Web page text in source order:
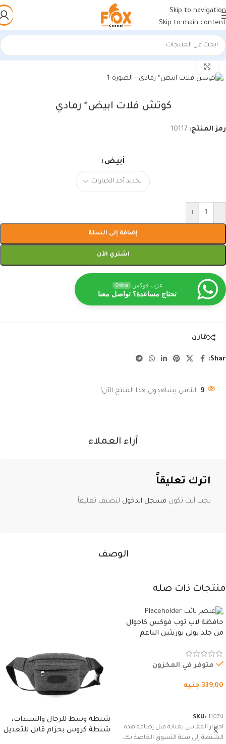
Skip to navigation
Skip to main content
الرئيسية/أحذية رجالي/سنيكرز رجالي
كوتش فلات ابيض* رمادي
رمز المنتج: 10117
أبيض
-
+
إضافة إلى السلة
اشتري الآن
عزت فوكس Online
تحتاج مساعدة؟ تواصل معنا
قارن
9 الناس يشاهدون هذا المنتج الآن!
الوصف
آراء العملاء
اترك تعليقاً
يجب أنت تكون مسجل الدخول لتضيف تعليقاً.
منتجات ذات صله
حافظة لاب توب فوكس كاجوال
من جلد بولي يوريثين الناعم
وسوستة.
متوفر في المخزون
339,00 جنيه
SKU: 11076
اختيار المقاس بعناية قبل إضافة هذه
الشنطة إلى سلة التسوق الخاصة بك،
شنطة وسط للرجال والسيدات،
شنطة كروس بحزام قابل للتعديل